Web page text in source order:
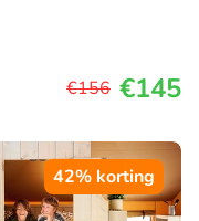
€156 €145
42% korting